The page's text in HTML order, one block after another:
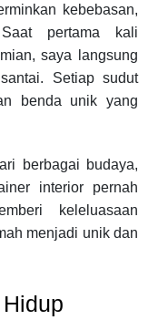
kebebasan,
pertama kali
saya langsung
Setiap sudut
benda unik yang
berbagai budaya,
interior pernah
keleluasaan
menjadi unik dan